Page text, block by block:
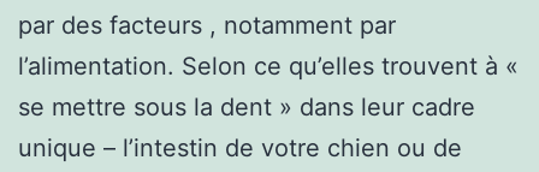
par des facteurs , notamment par
l’alimentation. Selon ce qu’elles trouvent à «
se mettre sous la dent » dans leur cadre
unique – l’intestin de votre chien ou de